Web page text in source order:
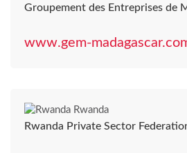
Groupement des Entreprises de
www.gem-
Rwanda
Rwanda Private Sector